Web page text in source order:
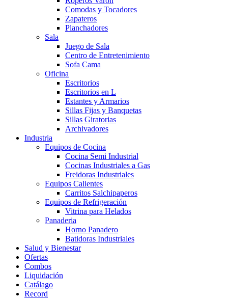
Comodas y Tocadores
Zapateros
Planchadores
Sala
Juego de Sala
Centro de Entretenimiento
Sofa Cama
Oficina
Escritorios
Escritorios en L
Estantes y Armarios
Sillas Fijas y Banquetas
Sillas Giratorias
Archivadores
Industria
Equipos de Cocina
Cocina Semi Industrial
Cocinas Industriales a Gas
Freidoras Industriales
Equipos Calientes
Carritos Salchipaperos
Equipos de Refrigeración
Vitrina para Helados
Panaderia
Horno Panadero
Batidoras Industriales
Salud y Bienestar
Ofertas
Combos
Liquidación
Catálago
Record